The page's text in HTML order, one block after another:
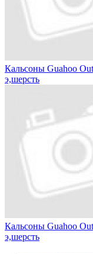
Кальсоны Guahoo
э,шерсть
Кальсоны Guahoo
э,шерсть